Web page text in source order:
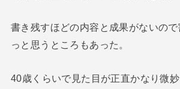
書き残すほどの内容と成果がないので
っと思うところもあった。
40歳くらいで見た目が正直かなり微